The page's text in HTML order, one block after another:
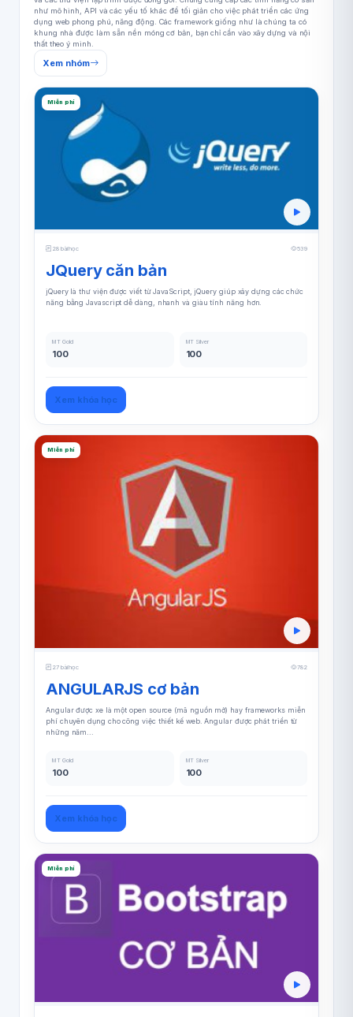
như mô hình, API và các yếu tố khác để tối giản cho việc phát triển các ứng
dụng web phong phú, năng động. Các framework giống như là chúng ta có
khung nhà được làm sẵn nền móng cơ bản, bạn chỉ cần vào xây dựng và nội
thất theo ý mình.
Xem nhóm
Miễn phí
28 bài học 539
JQuery căn bản
jQuery là thư viện được viết từ JavaScript, jQuery giúp xây dựng các chức
năng bằng Javascript dễ dàng, nhanh và giàu tính năng hơn.
MT Gold
100
MT Silver
100
Xem khóa học
Miễn phí
27 bài học 782
ANGULARJS cơ bản
Angular được xe là một open source (mã nguồn mở) hay frameworks miễn
phí chuyên dụng cho công việc thiết kế web. Angular được phát triển từ
những năm...
MT Gold
100
MT Silver
100
Xem khóa học
Miễn phí